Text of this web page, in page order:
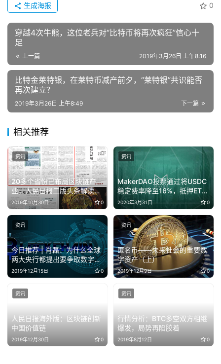
0
生成海报
穿越4次牛熊，这位老兵对“比特币将再次疯狂”信心十
足
上一篇 2019年3月26日 上午8:16
比特金莱特银，在莱特币减产前夕，“莱特银”共识能否
再次建立？
下一篇
2019年3月26日 上午8:49
相关推荐
20多个省份已布局区块链产
业，人民日报二版头条解读区
块链
2019年10月30日 0
资讯
MakerDAO投票通过将USDC
稳定费率降至16%，抵押ETH
借Dai债务上限降至9000万​​​
2020年3月31日 0
资讯
今日推荐 | 肖磊：为什么全球
两大央行都提出要争取数字货
币领导权
2019年12月15日 0
资讯
匿名币——未来社会的重要数
字资产（上）
2019年12月9日 0
资讯
人民日报海外版：区块链创新
中国价值链
2019年12月30日 0
资讯
行情分析：BTC多空双方相继
爆发，局势再陷胶着
2019年8月12日 0
资讯